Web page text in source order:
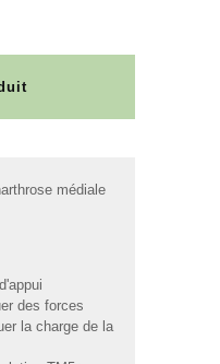
médiale
des forces
la charge de la